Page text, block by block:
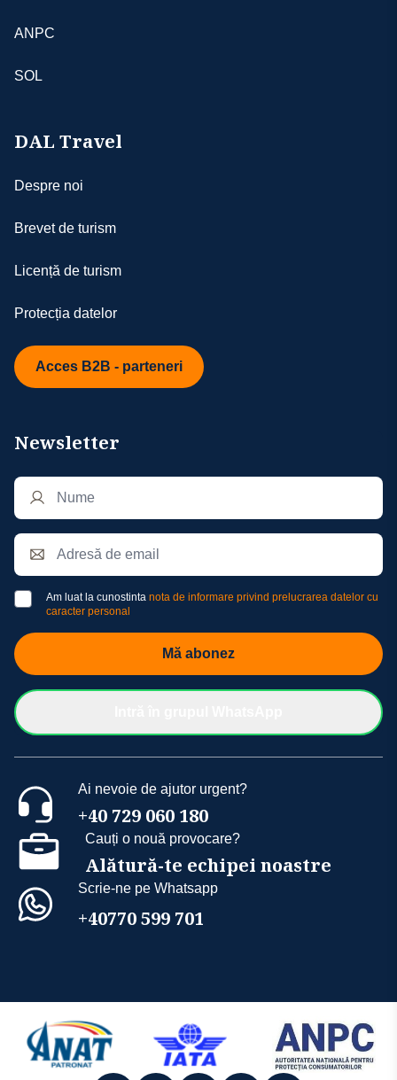
ANPC
SOL
DAL Travel
Despre noi
Brevet de turism
Licență de turism
Protecția datelor
Acces B2B - parteneri
Newsletter
Am luat la cunostinta nota de informare privind prelucrarea datelor cu
caracter personal
Mă abonez
Ai nevoie de ajutor urgent?
+40 729 060 180
Cauți o nouă provocare?
Alătură-te echipei noastre
Scrie-ne pe Whatsapp
+40770 599 701